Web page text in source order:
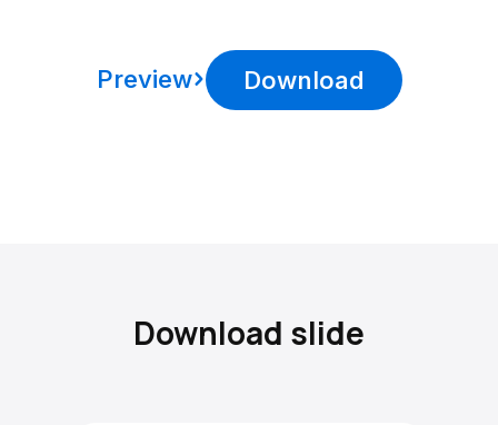
Download
Preview
Download slide